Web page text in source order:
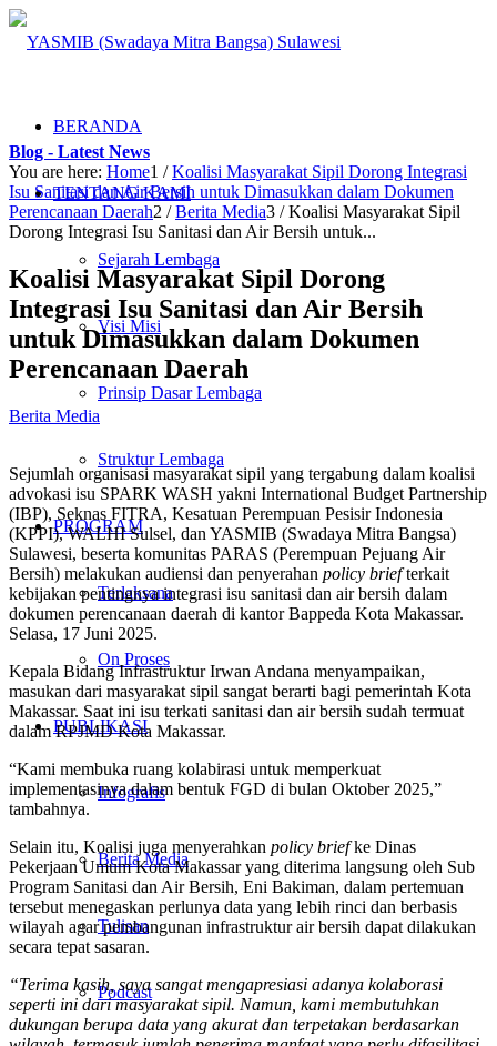
BERANDA
TENTANG KAMI
Sejarah Lembaga
Visi Misi
Prinsip Dasar Lembaga
Struktur Lembaga
PROGRAM
Terlaksana
On Proses
PUBLIKASI
Infografis
Berita Media
Tulisan
Podcast
Blog - Latest News
You are here: Home1 / Koalisi Masyarakat Sipil Dorong Integrasi
Isu Sanitasi dan Air Bersih untuk Dimasukkan dalam Dokumen
Perencanaan Daerah2 / Berita Media3 / Koalisi Masyarakat Sipil
Dorong Integrasi Isu Sanitasi dan Air Bersih untuk...
Koalisi Masyarakat Sipil Dorong
Integrasi Isu Sanitasi dan Air Bersih
untuk Dimasukkan dalam Dokumen
Perencanaan Daerah
Berita Media
Sejumlah organisasi masyarakat sipil yang tergabung dalam koalisi
advokasi isu SPARK WASH yakni International Budget Partnership
(IBP), Seknas FITRA, Kesatuan Perempuan Pesisir Indonesia
(KPPI), WALHI Sulsel, dan YASMIB (Swadaya Mitra Bangsa)
Sulawesi, beserta komunitas PARAS (Perempuan Pejuang Air
Bersih) melakukan audiensi dan penyerahan policy briefterkait
kebijakan pentingnya integrasi isu sanitasi dan air bersih dalam
dokumen perencanaan daerah di kantor Bappeda Kota Makassar.
Selasa, 17 Juni 2025.
Kepala Bidang Infrastruktur Irwan Andana menyampaikan,
masukan dari masyarakat sipil sangat berarti bagi pemerintah Kota
Makassar. Saat ini isu terkati sanitasi dan air bersih sudah termuat
dalam RPJMD Kota Makassar.
“Kami membuka ruang kolabirasi untuk memperkuat
implementasinya dalam bentuk FGD di bulan Oktober 2025,”
tambahnya.
Selain itu, Koalisi juga menyerahkan policy briefke Dinas
Pekerjaan Umum Kota Makassar yang diterima langsung oleh Sub
Program Sanitasi dan Air Bersih, Eni Bakiman, dalam pertemuan
tersebut menegaskan perlunya data yang lebih rinci dan berbasis
wilayah agar pembangunan infrastruktur air bersih dapat dilakukan
secara tepat sasaran.
“Terima kasih, saya sangat mengapresiasi adanya kolaborasi
seperti ini dari masyarakat sipil. Namun, kami membutuhkan
dukungan berupa data yang akurat dan terpetakan berdasarkan